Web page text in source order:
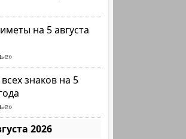
на 5 августа
знаков на 5
2026